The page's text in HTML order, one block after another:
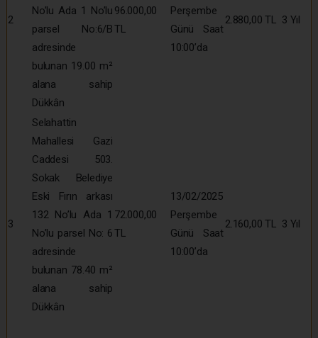
2
No’lu Ada 1 No’lu
parsel No:6/B
adresinde
bulunan 19.00 m²
alana sahip
Dükkân
96.000,00
TL
Perşembe
Günü Saat
10:00’da
2.880,00 TL 3 Yıl
3
Selahattin
Mahallesi Gazi
Caddesi 503.
Sokak Belediye
Eski Fırın arkası
132 No’lu Ada 1
No’lu parsel No: 6
adresinde
bulunan 78.40 m²
alana sahip
Dükkân
72.000,00
TL
13/02/2025
Perşembe
Günü Saat
10:00’da
2.160,00 TL 3 Yıl